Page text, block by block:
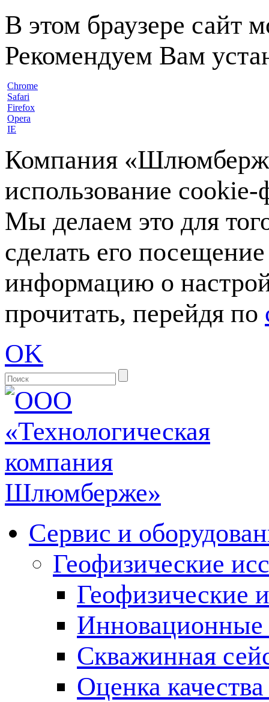
В этом браузере сайт
Рекомендуем Вам
Chrome
Safari
Firefox
Opera
IE
Компания
использование
Мы делаем это для
сделать его
информацию о
прочитать, перейдя по
OK
Сервис и
Геофизические
Геофизические
Инновационные
Скважинная
Оценка